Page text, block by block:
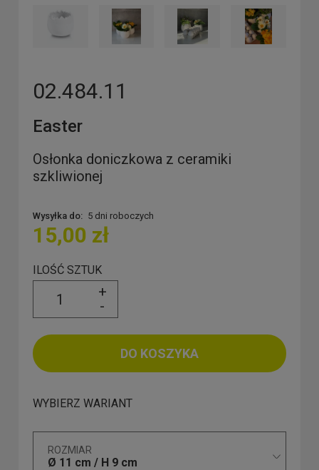
02.484.11
Easter
Osłonka doniczkowa z ceramiki
szkliwionej
Wysyłka do: 5 dni roboczych
15,00 zł
ILOŚĆ SZTUK
+
-
DO KOSZYKA
WYBIERZ WARIANT
ROZMIAR
Ø 11 cm / H 9 cm